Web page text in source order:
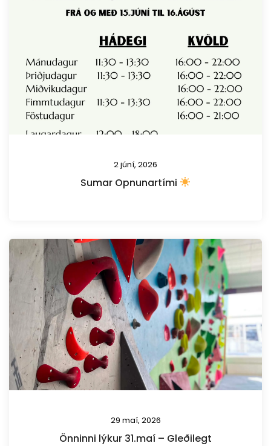
2 júní, 2026
Sumar Opnunartími
29 maí, 2026
Önninni lýkur 31.maí – Gleðilegt